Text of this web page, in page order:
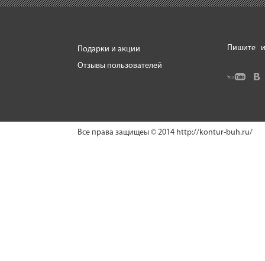
Подарки и акции
Отзывы пользователей
Пишите
Все права защищеы © 2014 http://kontur-buh.ru/